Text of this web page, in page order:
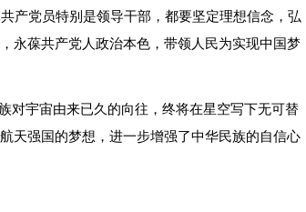
产党员特别是领导干部，都要坚定理想信念，弘
永葆共产党人政治本色，带领人民为实现中国梦
对宇宙由来已久的向往，终将在星空写下无可替
天强国的梦想，进一步增强了中华民族的自信心